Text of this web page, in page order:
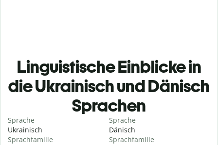
Linguistische Einblicke in
die Ukrainisch und Dänisch
Sprachen
Sprache
Ukrainisch
Sprachfamilie
Sprache
Dänisch
Sprachfamilie